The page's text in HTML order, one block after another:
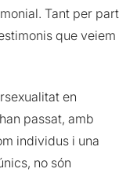
Tant per part
que veiem
en
passat, amb
individus i una
no són